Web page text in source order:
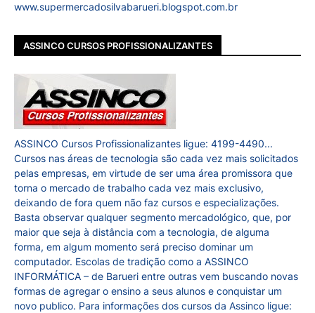
www.supermercadosilvabarueri.blogspot.com.br
ASSINCO CURSOS PROFISSIONALIZANTES
ASSINCO Cursos Profissionalizantes ligue: 4199-4490...
Cursos nas áreas de tecnologia são cada vez mais solicitados
pelas empresas, em virtude de ser uma área promissora que
torna o mercado de trabalho cada vez mais exclusivo,
deixando de fora quem não faz cursos e especializações.
Basta observar qualquer segmento mercadológico, que, por
maior que seja à distância com a tecnologia, de alguma
forma, em algum momento será preciso dominar um
computador. Escolas de tradição como a ASSINCO
INFORMÁTICA – de Barueri entre outras vem buscando novas
formas de agregar o ensino a seus alunos e conquistar um
novo publico. Para informações dos cursos da Assinco ligue: